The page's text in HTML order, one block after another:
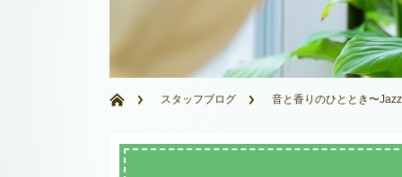
スタッフブログ 音と香りのひととき〜